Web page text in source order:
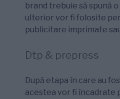
brand trebuie să spună
ulterior vor fi folosite
publicitare imprimate
Dtp & prepress
După etapa în care au
acestea vor fi încadrate